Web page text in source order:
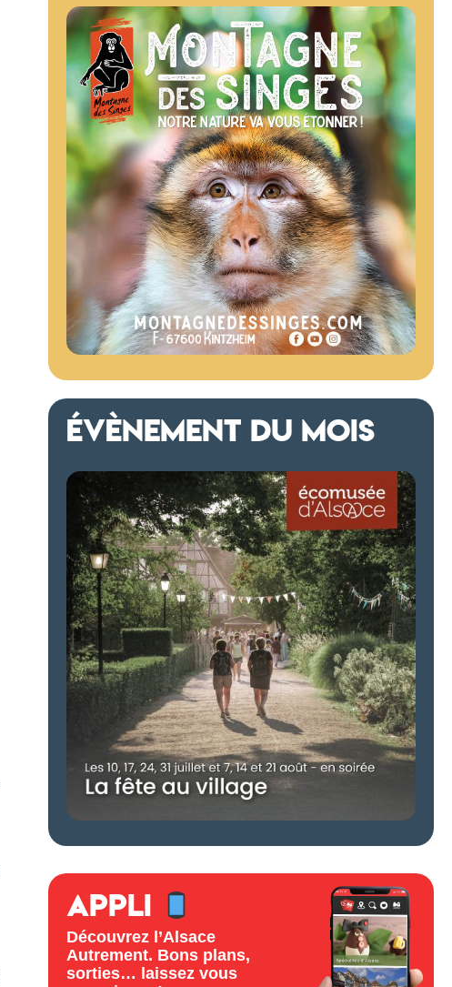
ÉVÈNEMENT DU MOIS
APPLI
Découvrez l’Alsace
Autrement. Bons plans,
sorties… laissez vous